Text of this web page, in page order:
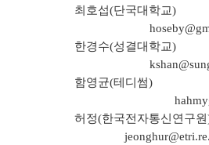
최호섭(단국대학교)
한경수(성결대학교)
함영균(테디썸)
허정(한국전자통신연구